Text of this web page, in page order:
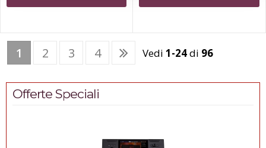
1 2 3 4 Vedi 1-24di 96
Offerte Speciali